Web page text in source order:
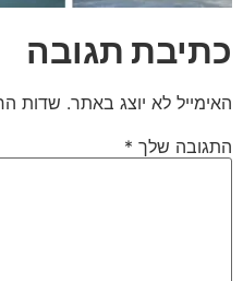
כתיבת תגובה
האימייל לא יוצג באתר. שדות
התגובה שלך *